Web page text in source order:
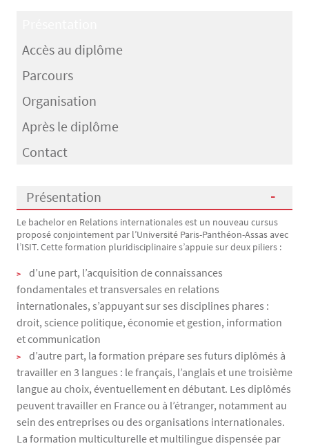
Accès au diplôme
Parcours
Organisation
Après le diplôme
Contact
Présentation
Présentation
Le bachelor en Relations internationales est un nouveau cursus
proposé conjointement par l’Université Paris-Panthéon-Assas avec
l’ISIT. Cette formation pluridisciplinaire s’appuie sur deux piliers :
d’une part, l’acquisition de connaissances
fondamentales et transversales en relations
internationales, s’appuyant sur ses disciplines phares :
droit, science politique, économie et gestion, information
et communication
d’autre part, la formation prépare ses futurs diplômés à
travailler en 3 langues : le français, l’anglais et une troisième
langue au choix, éventuellement en débutant. Les diplômés
peuvent travailler en France ou à l’étranger, notamment au
sein des entreprises ou des organisations internationales.
La formation multiculturelle et multilingue dispensée par